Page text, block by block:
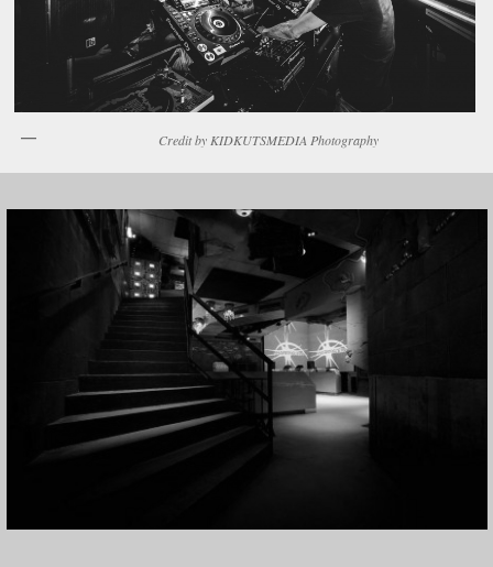
Credit by KIDKUTSMEDIA Photography